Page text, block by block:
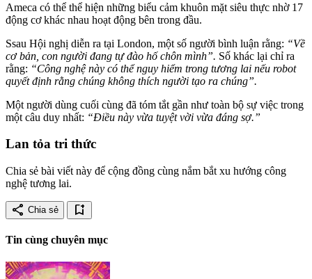
Ameca có thể thể hiện những biểu cảm khuôn mặt siêu thực nhờ 17
động cơ khác nhau hoạt động bên trong đầu.
Ssau Hội nghị diễn ra tại London, một số người bình luận rằng: “Về
cơ bản, con người đang tự đào hố chôn mình”. Số khác lại chỉ ra
rằng: “Công nghệ này có thể nguy hiểm trong tương lai nếu robot
quyết định rằng chúng không thích người tạo ra chúng”.
Một người dùng cuối cùng đã tóm tắt gần như toàn bộ sự việc trong
một câu duy nhất: “Điều này vừa tuyệt vời vừa đáng sợ.”
Lan tỏa tri thức
Chia sẻ bài viết này để cộng đồng cùng nắm bắt xu hướng công
nghệ tương lai.
share Chia sẻ bookmark_add
Tin cùng chuyên mục